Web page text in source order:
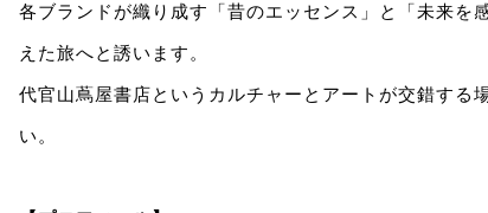
各ブランドが織り成す「昔のエッセンス」と「未来を
えた旅へと誘います。
代官山蔦屋書店というカルチャーとアートが交錯する
い。